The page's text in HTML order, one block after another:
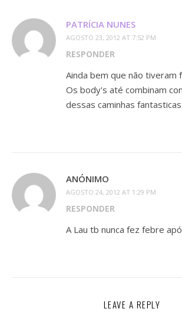
PATRÍCIA NUNES
AGOSTO 23, 2012 AT 7:52 PM
RESPONDER
Ainda bem que não tiveram
Os body's até combinam
dessas caminhas fantasticas
ANÓNIMO
AGOSTO 24, 2012 AT 1:29 PM
RESPONDER
A Lau tb nunca fez febre
LEAVE A REPLY